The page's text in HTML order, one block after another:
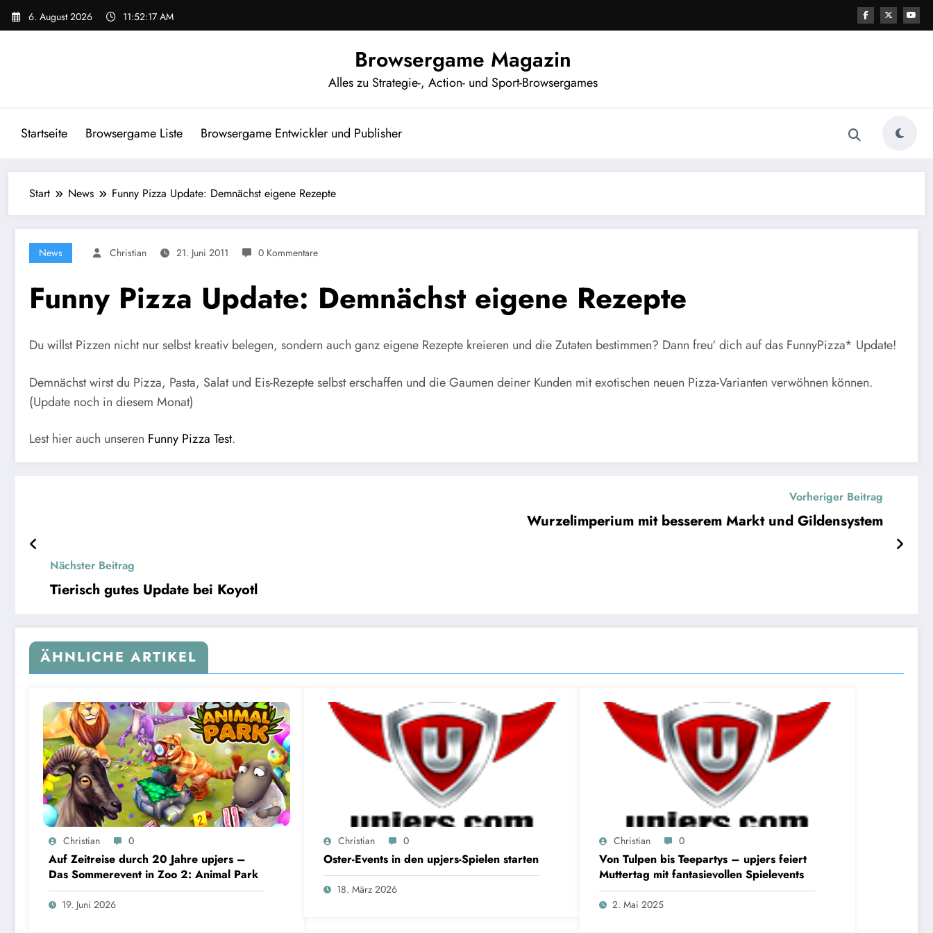
Zum
Inhalt
6. August 2026 11:52:18 AM
Browsergame Magazin
Alles zu Strategie-, Action- und Sport-Browsergames
Startseite Browsergame Liste Browsergame Entwickler und Publisher
Start News Funny Pizza Update: Demnächst eigene Rezepte
News Christian 21. Juni 2011 0 Kommentare
Funny Pizza Update: Demnächst eigene Rezepte
Du willst Pizzen nicht nur selbst kreativ belegen, sondern auch ganz eigene Rezepte kreieren und die Zutaten bestimmen? Dann freu‘ dich auf das FunnyPizza* Update!
Demnächst wirst du Pizza, Pasta, Salat und Eis-Rezepte selbst erschaffen und die Gaumen deiner Kunden mit exotischen neuen Pizza-Varianten verwöhnen können.
(Update noch in diesem Monat)
Lest hier auch unseren Funny Pizza Test.
Vorheriger Beitrag
Wurzelimperium mit besserem Markt und Gildensystem
Nächster Beitrag
Tierisch gutes Update bei Koyotl
ÄHNLICHE ARTIKEL
Christian 0
Auf Zeitreise durch 20 Jahre upjers –
Das Sommerevent in Zoo 2: Animal Park
19. Juni 2026
Christian 0
Oster-Events in den upjers-Spielen starten
18. März 2026
Christian 0
Von Tulpen bis Teepartys – upjers feiert
Muttertag mit fantasievollen Spielevents
2. Mai 2025